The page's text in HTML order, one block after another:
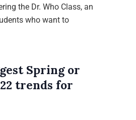
the Dr. Who Class, an
who want to
Spring or
trends for